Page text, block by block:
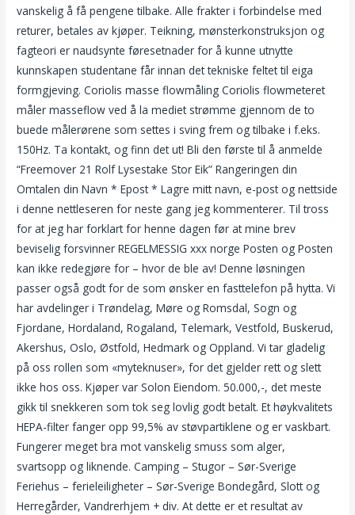
vanskelig å få pengene tilbake. Alle frakter i forbindelse med
returer, betales av kjøper. Teikning, mønsterkonstruksjon og
fagteori er naudsynte føresetnader for å kunne utnytte
kunnskapen studentane får innan det tekniske feltet til eiga
formgjeving. Coriolis masse flowmåling Coriolis flowmeteret
måler masseflow ved å la mediet strømme gjennom de to
buede målerørene som settes i sving frem og tilbake i f.eks.
150Hz. Ta kontakt, og finn det ut! Bli den første til å anmelde
“Freemover 21 Rolf Lysestake Stor Eik” Rangeringen din
Omtalen din Navn * Epost * Lagre mitt navn, e-post og nettside
i denne nettleseren for neste gang jeg kommenterer. Til tross
for at jeg har forklart for henne dagen før at mine brev
beviselig forsvinner REGELMESSIG xxx norge Posten og Posten
kan ikke redegjøre for – hvor de ble av! Denne løsningen
passer også godt for de som ønsker en fasttelefon på hytta. Vi
har avdelinger i Trøndelag, Møre og Romsdal, Sogn og
Fjordane, Hordaland, Rogaland, Telemark, Vestfold, Buskerud,
Akershus, Oslo, Østfold, Hedmark og Oppland. Vi tar gladelig
på oss rollen som «myteknuser», for det gjelder rett og slett
ikke hos oss. Kjøper var Solon Eiendom. 50.000,-, det meste
gikk til snekkeren som tok seg lovlig godt betalt. Et høykvalitets
HEPA-filter fanger opp 99,5% av støvpartiklene og er vaskbart.
Fungerer meget bra mot vanskelig smuss som alger,
svartsopp og liknende. Camping – Stugor – Sør-Sverige
Feriehus – ferieleiligheter – Sør-Sverige Bondegård, Slott og
Herregårder, Vandrerhjem + div. At dette er et resultat av